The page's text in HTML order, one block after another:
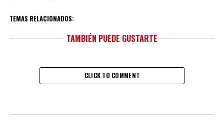
TEMAS RELACIONADOS:
TAMBIÉN PUEDE GUSTARTE
CLICK TO COMMENT